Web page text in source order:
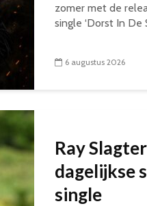
zomer met de
single ‘Dorst In De
6 augustus 2026
Ray
dagelijkse
single